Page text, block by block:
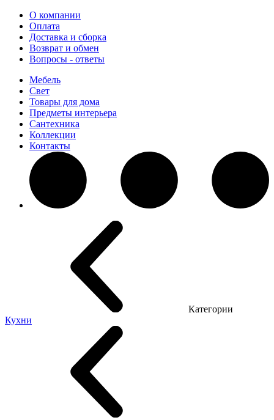
О компании
Оплата
Доставка и сборка
Возврат и обмен
Вопросы - ответы
Мебель
Свет
Товары для дома
Предметы интерьера
Сантехника
Коллекции
Контакты
Категории
Кухни